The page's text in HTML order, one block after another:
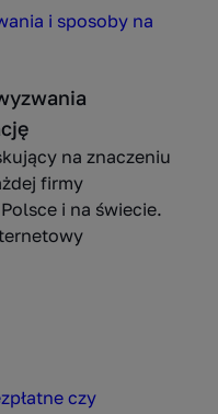
na znaczeniu
firmy
i na świecie.